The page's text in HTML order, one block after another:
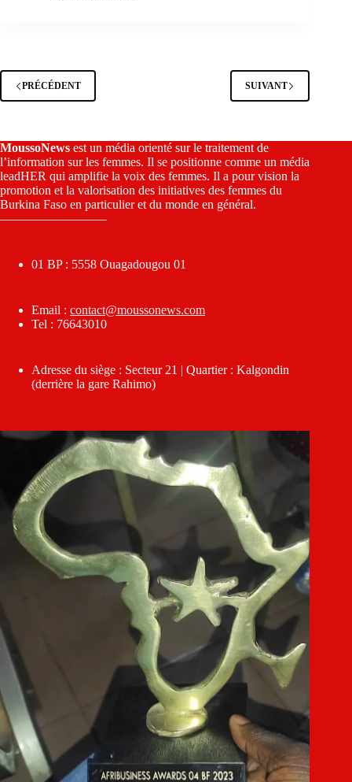
PRÉCÉDENT SUIVANT
MoussoNews est un média orienté sur le traitement de
l’information sur les femmes. Il se positionne comme un média
leadHER qui amplifie la voix des femmes. Il a pour vision la
promotion et la valorisation des initiatives des femmes du
Burkina Faso en particulier et du monde en général.
————————–
01 BP : 5558 Ouagadougou 01
Email : contact@moussonews.com
Tel : 76643010
Adresse du siège : Secteur 21 | Quartier : Kalgondin
(derrière la gare Rahimo)